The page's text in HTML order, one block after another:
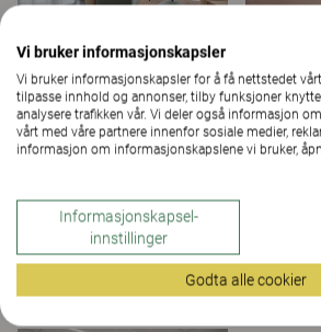
Vi bruker informasjonskapsler
Vi bruker informasjonskapsler for å få nettstedet
tilpasse innhold og annonser, tilby funksjoner
analysere trafikken vår. Vi deler også informasjon
vårt med våre partnere innenfor sosiale medier,
informasjon om informasjonskapslene vi bruker,
Informasjonskapsel-
innstillinger
Godta alle cookier